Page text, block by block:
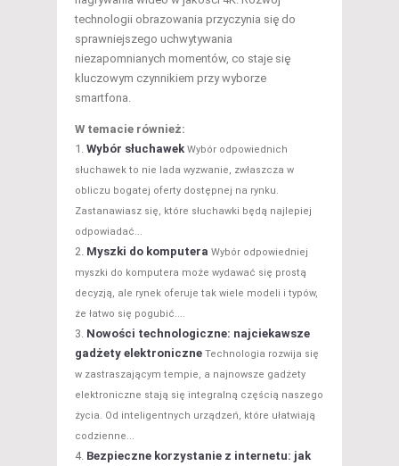
technologii obrazowania przyczynia się do
sprawniejszego uchwytywania
niezapomnianych momentów, co staje się
kluczowym czynnikiem przy wyborze
smartfona.
W temacie również:
Wybór słuchawek Wybór odpowiednich
słuchawek to nie lada wyzwanie, zwłaszcza w
obliczu bogatej oferty dostępnej na rynku.
Zastanawiasz się, które słuchawki będą najlepiej
odpowiadać...
Myszki do komputera Wybór odpowiedniej
myszki do komputera może wydawać się prostą
decyzją, ale rynek oferuje tak wiele modeli i typów,
że łatwo się pogubić....
Nowości technologiczne: najciekawsze
gadżety elektroniczne Technologia rozwija się
w zastraszającym tempie, a najnowsze gadżety
elektroniczne stają się integralną częścią naszego
życia. Od inteligentnych urządzeń, które ułatwiają
codzienne...
Bezpieczne korzystanie z internetu: jak